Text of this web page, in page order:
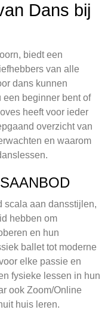
Dans bij
biedt een
van alle
dans kunnen
beginner bent of
heeft voor ieder
overzicht van
en waarom
scala aan dansstijlen,
hebben om
en hun
ballet tot moderne
elke passie en
fysieke lessen in hun
ook Zoom/Online
huis leren.